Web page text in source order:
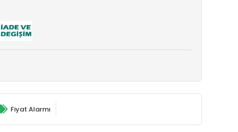
Fiyat Alarmı